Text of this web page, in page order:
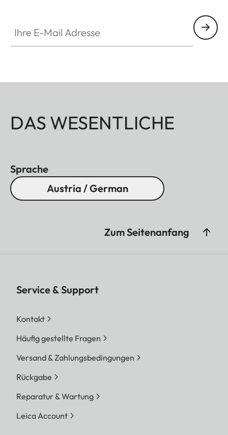
DAS WESENTLICHE
Sprache
Austria / German
Zum Seitenanfang
Service & Support
Kontakt
Häufig gestellte Fragen
Versand & Zahlungsbedingungen
Rückgabe
Reparatur & Wartung
Leica Account